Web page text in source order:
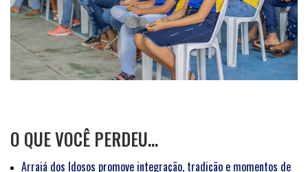
O QUE VOCÊ PERDEU…
Arraiá dos Idosos promove integração, tradição e momentos de